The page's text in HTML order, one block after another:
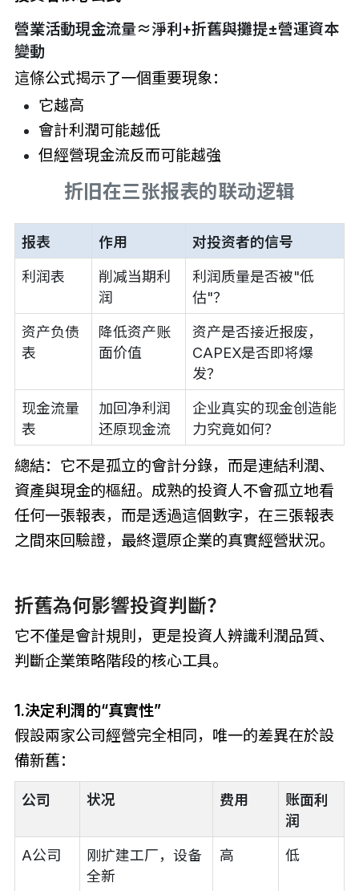
營業活動現金流量≈淨利+折舊與攤提±營運資本
變動
這條公式揭示了一個重要現象：
它越高
會計利潤可能越低
但經營現金流反而可能越強
折旧在三张报表的联动逻辑
报表 作用 对投资者的信号
利润表
削减当期利
润
利润质量是否被"低
估"？
资产负债
表
降低资产账
面价值
资产是否接近报废，
CAPEX是否即将爆
发？
现金流量
表
加回净利润
还原现金流
企业真实的现金创造能
力究竟如何？
總結：它不是孤立的會計分錄，而是連結利潤、
資產與現金的樞紐。成熟的投資人不會孤立地看
任何一張報表，而是透過這個數字，在三張報表
之間來回驗證，最終還原企業的真實經營狀況。
折舊為何影響投資判斷？
它不僅是會計規則，更是投資人辨識利潤品質、
判斷企業策略階段的核心工具。
1.決定利潤的“真實性”
假設兩家公司經營完全相同，唯一的差異在於設
備新舊：
公司 状况 费用
账面利
润
A公司
刚扩建工厂，设备
全新
高 低